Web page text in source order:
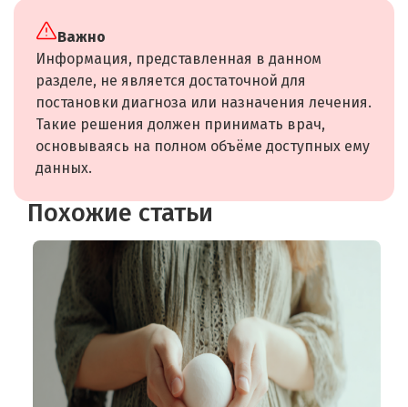
Важно
Информация, представленная в данном
разделе, не является достаточной для
постановки диагноза или назначения лечения.
Такие решения должен принимать врач,
основываясь на полном объёме доступных ему
данных.
Похожие статьи